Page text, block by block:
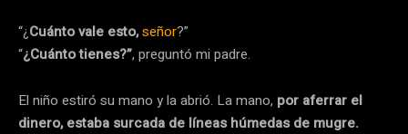
“¿Cuánto vale esto,señor?”
“¿Cuánto tienes?”, preguntó mi padre.
El niño estiró su mano y la abrió. La mano, por aferrar el
dinero, estaba surcada de líneas húmedas de mugre.